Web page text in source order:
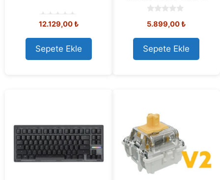
0
u
t
o
f
12.129,00₺
Sepete Ekle
o
t
o
f
5
5.899,00₺
Sepete Ekle